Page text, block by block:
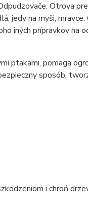
Otrova
jedy na myši,
iných prípravkov na
ptakami, pomaga
sposób,
i chroń